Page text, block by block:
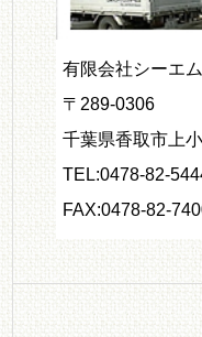
有限会社シーエ
〒289-0306
千葉県香取市上
TEL:0478-82-
FAX:0478-82-